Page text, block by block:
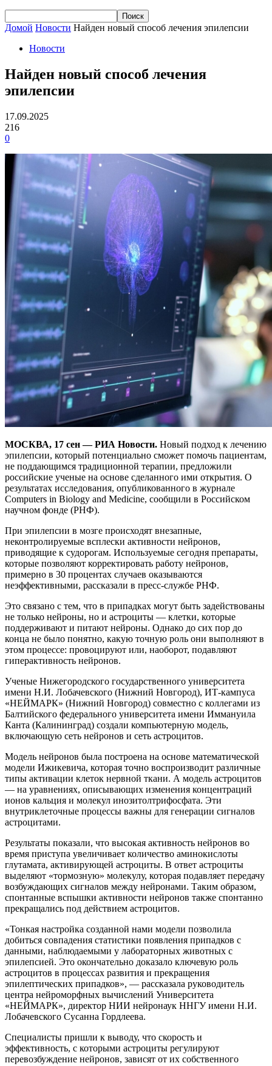
Домой Новости Найден новый способ лечения эпилепсии
Новости
Найден новый способ лечения
эпилепсии
17.09.2025
216
0
МОСКВА, 17 сен — РИА Новости. Новый подход к лечению
эпилепсии, который потенциально сможет помочь пациентам,
не поддающимся традиционной терапии, предложили
российские ученые на основе сделанного ими открытия. О
результатах исследования, опубликованного в журнале
Computers in Biology and Medicine, сообщили в Российском
научном фонде (РНФ).
При эпилепсии в мозге происходят внезапные,
неконтролируемые всплески активности нейронов,
приводящие к судорогам. Используемые сегодня препараты,
которые позволяют корректировать работу нейронов,
примерно в 30 процентах случаев оказываются
неэффективными, рассказали в пресс-службе РНФ.
Это связано с тем, что в припадках могут быть задействованы
не только нейроны, но и астроциты — клетки, которые
поддерживают и питают нейроны. Однако до сих пор до
конца не было понятно, какую точную роль они выполняют в
этом процессе: провоцируют или, наоборот, подавляют
гиперактивность нейронов.
Ученые Нижегородского государственного университета
имени Н.И. Лобачевского (Нижний Новгород), ИТ-кампуса
«НЕЙМАРК» (Нижний Новгород) совместно с коллегами из
Балтийского федерального университета имени Иммануила
Канта (Калининград) создали компьютерную модель,
включающую сеть нейронов и сеть астроцитов.
Модель нейронов была построена на основе математической
модели Ижикевича, которая точно воспроизводит различные
типы активации клеток нервной ткани. А модель астроцитов
— на уравнениях, описывающих изменения концентраций
ионов кальция и молекул инозитолтрифосфата. Эти
внутриклеточные процессы важны для генерации сигналов
астроцитами.
Результаты показали, что высокая активность нейронов во
время приступа увеличивает количество аминокислоты
глутамата, активирующей астроциты. В ответ астроциты
выделяют «тормозную» молекулу, которая подавляет передачу
возбуждающих сигналов между нейронами. Таким образом,
спонтанные вспышки активности нейронов также спонтанно
прекращались под действием астроцитов.
«Тонкая настройка созданной нами модели позволила
добиться совпадения статистики появления припадков с
данными, наблюдаемыми у лабораторных животных с
эпилепсией. Это окончательно доказало ключевую роль
астроцитов в процессах развития и прекращения
эпилептических припадков», — рассказала руководитель
центра нейроморфных вычислений Университета
«НЕЙМАРК», директор НИИ нейронаук ННГУ имени Н.И.
Лобачевского Сусанна Гордлеева.
Специалисты пришли к выводу, что скорость и
эффективность, с которыми астроциты регулируют
перевозбуждение нейронов, зависят от их собственного